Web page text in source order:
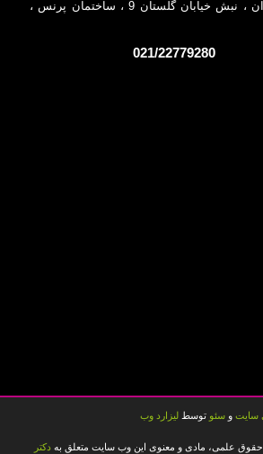
تهران ، خیابان پاسداران ، نبش خیابان گلستان 9 ، ساختمان پرنس ،
سایت و سئو توسط لیزارد وب
حقوق علمی، مادی و معنوی این وب سایت متعلق به دکتر